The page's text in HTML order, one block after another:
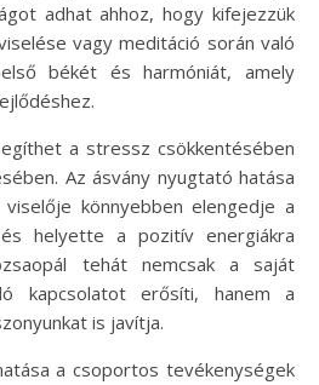
adhat ahhoz, hogy kifejezzük
vagy meditáció során való
békét és harmóniát, amely
a stressz csökkentésében
Az ásvány nyugtató hatása
könnyebben elengedje a
helyette a pozitív energiákra
tehát nemcsak a saját
kapcsolatot erősíti, hanem a
is javítja.
a csoportos tevékenységek